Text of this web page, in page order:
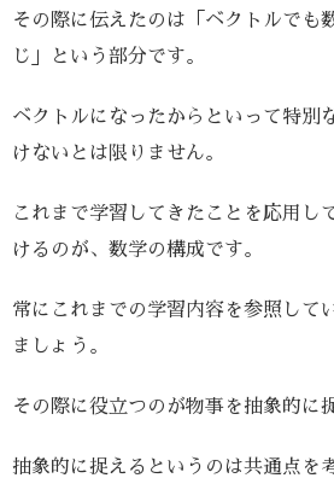
その際に伝えたのは「ベクトルでも
じ」という部分です。
ベクトルになったからといって特別
けないとは限りません。
これまで学習してきたことを応用し
けるのが、数学の構成です。
常にこれまでの学習内容を参照して
ましょう。
その際に役立つのが物事を抽象的に
抽象的に捉えるというのは共通点を